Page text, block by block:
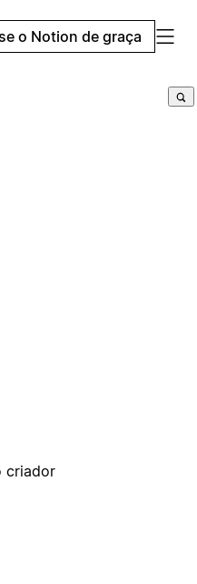
o Notion de graça
criador